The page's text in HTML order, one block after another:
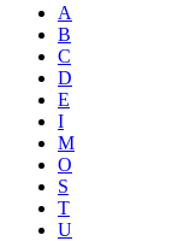
A
B
C
D
E
I
M
O
S
T
U